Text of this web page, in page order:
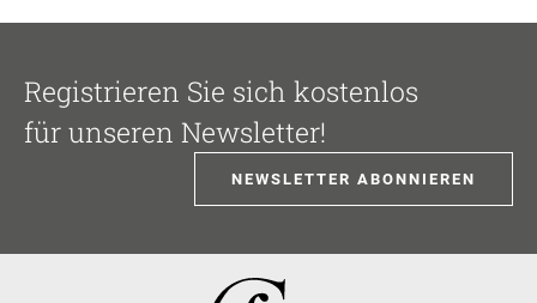
Registrieren Sie sich kostenlos
für unseren Newsletter!
NEWSLETTER ABONNIEREN